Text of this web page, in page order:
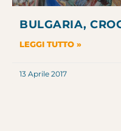
BULGARIA,
LEGGI TUTTO »
13 Aprile 2017